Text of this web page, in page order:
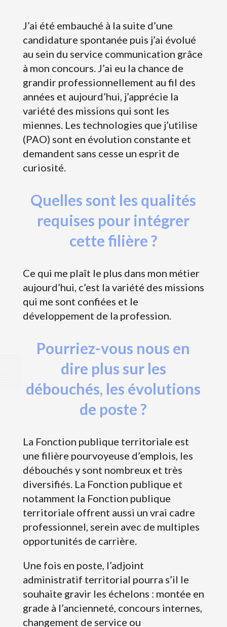
J’ai été embauché à la suite d’une
candidature spontanée puis j’ai évolué
au sein du service communication grâce
à mon concours. J’ai eu la chance de
grandir professionnellement au fil des
années et aujourd’hui, j’apprécie la
variété des missions qui sont les
miennes. Les technologies que j’utilise
(PAO) sont en évolution constante et
demandent sans cesse un esprit de
curiosité.
Quelles sont les qualités
requises pour intégrer
cette filière ?
Ce qui me plaît le plus dans mon métier
aujourd’hui, c’est la variété des missions
qui me sont confiées et le
développement de la profession.
Pourriez-vous nous en
dire plus sur les
débouchés, les évolutions
de poste ?
La Fonction publique territoriale est
une filière pourvoyeuse d’emplois, les
débouchés y sont nombreux et très
diversifiés. La Fonction publique et
notamment la Fonction publique
territoriale offrent aussi un vrai cadre
professionnel, serein avec de multiples
opportunités de carrière.
Une fois en poste, l’adjoint
administratif territorial pourra s’il le
souhaite gravir les échelons : montée en
grade à l’ancienneté, concours internes,
changement de service ou